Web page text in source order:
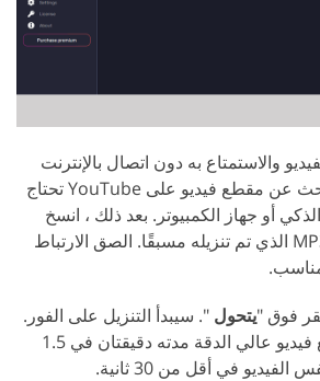
والاستمتاع به دون اتصال بالإنترنت
من أي جهاز. للبدء ، ابحث عن مقطع فيديو على YouTube تحتاج
أو جهاز الكمبيوتر. بعد ذلك ، انسخ
الرابط وافتح MP3Studio الذي تم تنزيله مسبقًا. الصق الارتباط
فوق "يتحول ". سيبدأ التنزيل على الفور.
لقد قمت بتنزيل مقطع فيديو عالي الدقة مدته دقيقتان في 1.5
في أقل من 30 ثانية.